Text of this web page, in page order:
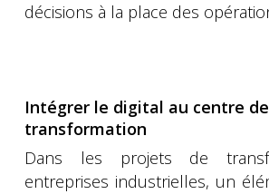
décisions à la place des
Intégrer le digital au centre
transformation
Dans les projets de
entreprises industrielles, un